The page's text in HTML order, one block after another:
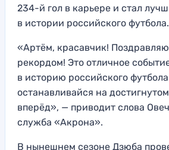
234-й гол в карьере и стал
в истории российского футбола.
«Артём, красавчик! Поздравляю
рекордом! Это отличное
в историю российского
останавливайся на
вперёд», — приводит слова
служба «Акрона».
В нынешнем сезоне Дзюба